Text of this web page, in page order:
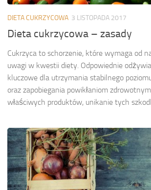
DIETA CUKRZYCOWA 3 LISTOPADA 2017
Dieta cukrzycowa – zasady
Cukrzyca to schorzenie, które wymaga od
uwagi w kwestii diety. Odpowiednie
kluczowe dla utrzymania stabilnego
oraz zapobiegania powikłaniom
właściwych produktów, unikanie tych